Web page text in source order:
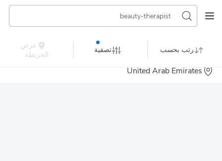
beauty-therapist
رتب بحسب تصفية
عرض
الخريطة
United Arab Emirates